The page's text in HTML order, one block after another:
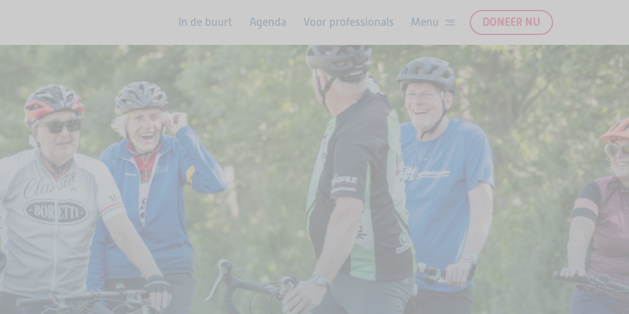
In de buurt Agenda Voor professionals DONEER NU